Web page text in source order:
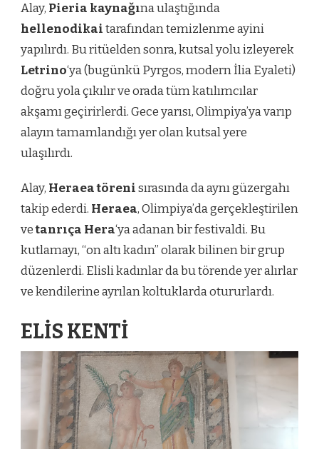
Alay, Pieria kaynağına ulaştığında
hellenodikaitarafından temizlenme ayini
yapılırdı. Bu ritüelden sonra, kutsal yolu izleyerek
Letrino‘ya (bugünkü Pyrgos, modern İlia Eyaleti)
doğru yola çıkılır ve orada tüm katılımcılar
akşamı geçirirlerdi. Gece yarısı, Olimpiya’ya varıp
alayın tamamlandığı yer olan kutsal yere
ulaşılırdı.
Alay, Heraea törenisırasında da aynı güzergahı
takip ederdi. Heraea, Olimpiya’da gerçekleştirilen
vetanrıça Hera‘ya adanan bir festivaldi. Bu
kutlamayı, “on altı kadın” olarak bilinen bir grup
düzenlerdi. Elisli kadınlar da bu törende yer alırlar
ve kendilerine ayrılan koltuklarda otururlardı.
ELİS KENTİ